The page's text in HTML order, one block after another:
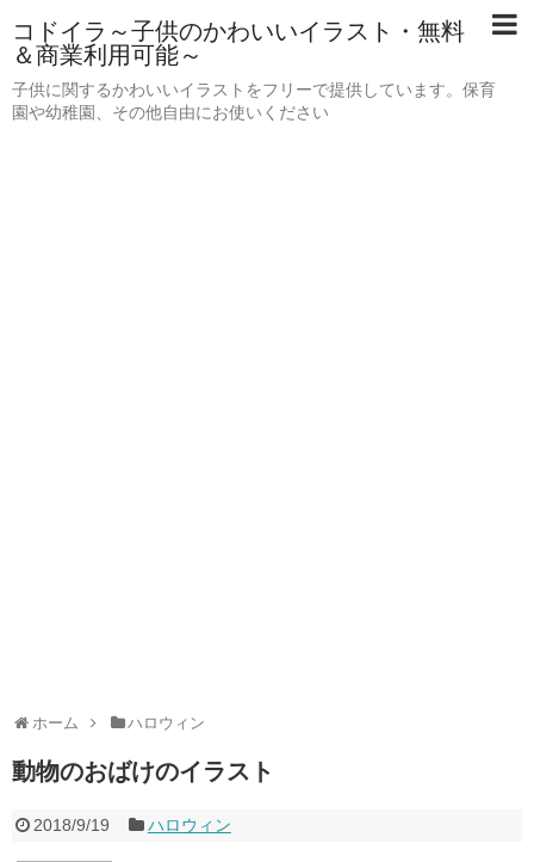
コドイラ～子供のかわいいイラスト・無料
＆商業利用可能～
子供に関するかわいいイラストをフリーで提供しています。保育
園や幼稚園、その他自由にお使いください
ホーム ハロウィン
動物のおばけのイラスト
2018/9/19 ハロウィン